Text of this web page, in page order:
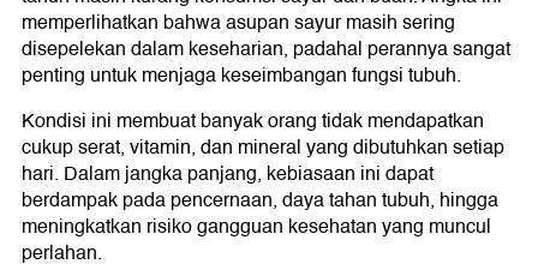
3. Sayur Bantu Lindungi Diri dari Radikal
Bebas
4. Sayur Bantu Jaga Berat Badan Lebih
Stabil
5. Sayur Bantu Kontrol Kadar Kolesterol
6. Sayur Bantu Jaga Kesehatan Jantung
7. Sayur Bantu Kontrol Gula Darah
memperlihatkan bahwa asupan sayur masih sering
disepelekan dalam keseharian, padahal perannya sangat
penting untuk menjaga keseimbangan fungsi tubuh.
Kondisi ini membuat banyak orang tidak mendapatkan
cukup serat, vitamin, dan mineral yang dibutuhkan setiap
hari. Dalam jangka panjang, kebiasaan ini dapat
berdampak pada pencernaan, daya tahan tubuh, hingga
meningkatkan risiko gangguan kesehatan yang muncul
perlahan.